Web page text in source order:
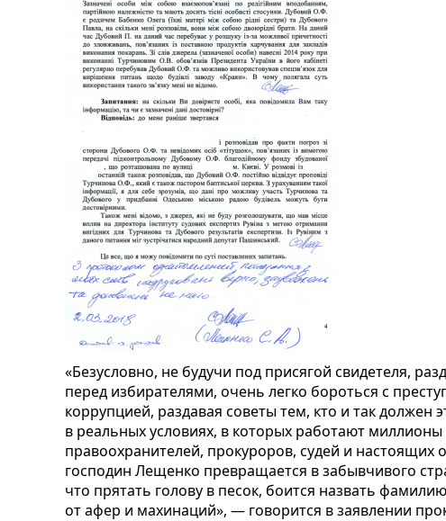
«Безусловно, не будучи под присягой свидетеля,
перед избирателями, очень легко бороться с
коррупцией, раздавая советы тем, кто и так должен
в реальных условиях, в которых работают
правоохранителей, прокуроров, судей и настоящих
господин Лещенко превращается в забывчивого
что прятать голову в песок, боится назвать
от афер и махинаций», — говорится в заявлении